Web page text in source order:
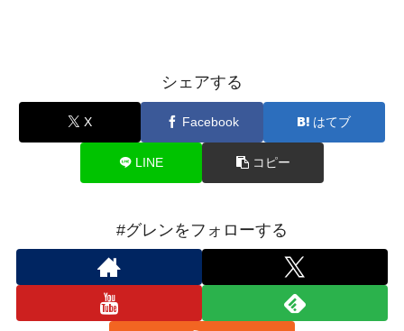
シェアする
X Facebook はてブ
LINE コピー
#グレンをフォローする